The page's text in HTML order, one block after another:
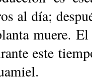
al día;
muere.
este